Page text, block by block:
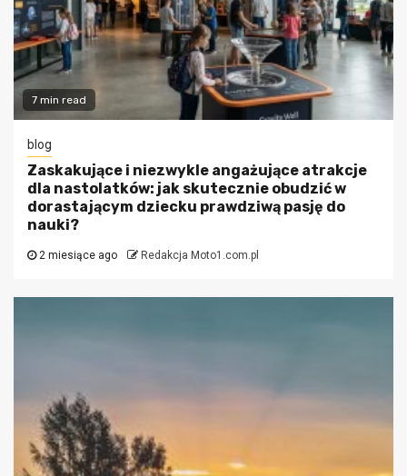
7 min read
blog
Zaskakujące i niezwykle angażujące atrakcje
dla nastolatków: jak skutecznie obudzić w
dorastającym dziecku prawdziwą pasję do
nauki?
2 miesiące ago Redakcja Moto1.com.pl